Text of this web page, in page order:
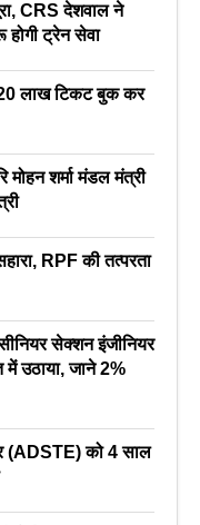
CRS देशवाल ने
ट्रेन सेवा
लाख टिकट बुक कर
शर्मा मंडल मंत्री
RPF की तत्परता
सेक्शन इंजीनियर
में उठाया, जाने 2%
(ADSTE) को 4 साल